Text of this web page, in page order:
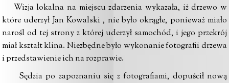
Wizja lokalna na miejscu zdarzenia wykazała, iż drzewo w
które uderzył Jan Kowalski , nie było okrągłe, ponieważ miało
narośl od tej strony z której uderzył samochód, i jego przekrój
miał kształt klina. Niezbędne było wykonanie fotografii drzewa
i przedstawienie ich na rozprawie.
Sędzia po zapoznaniu się z fotografiami, dopuścił nową